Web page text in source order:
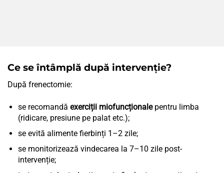
Ce se întâmplă după intervenție?
După frenectomie:
se recomandă exerciții miofuncționalepentru limba
(ridicare, presiune pe palat etc.);
se evită alimente fierbinți 1–2 zile;
se monitorizează vindecarea la 7–10 zile post-
intervenție;